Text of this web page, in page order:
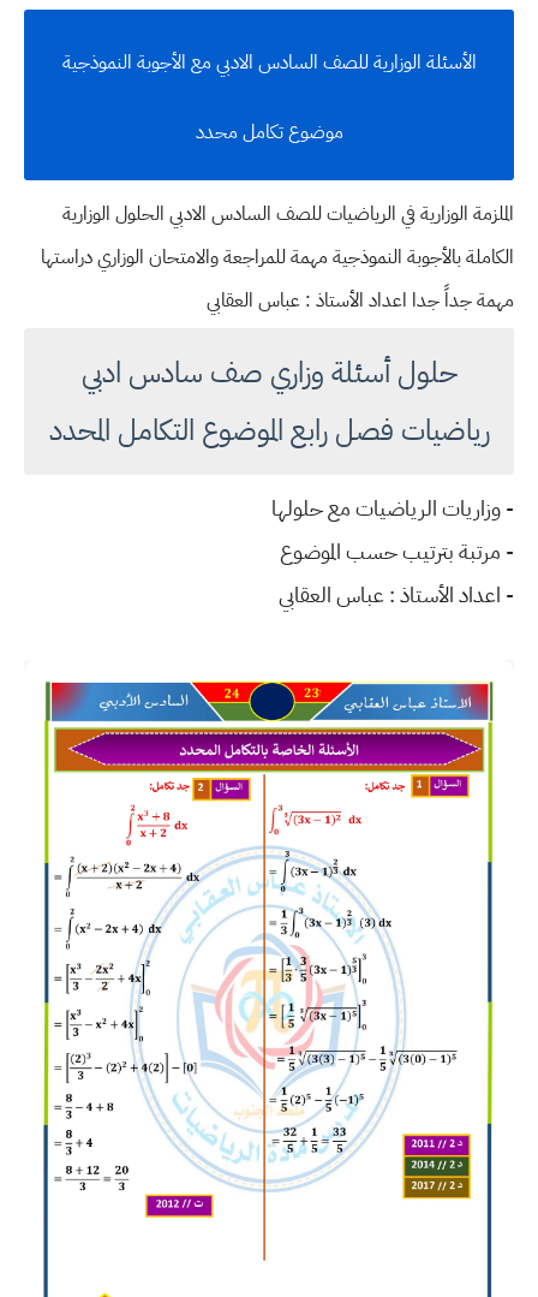
الأسئلة الوزارية للصف السادس الادبي مع الأجوبة النموذجية
موضوع تكامل محدد
الملزمة الوزارية في الرياضيات للصف السادس الادبي الحلول الوزارية
الكاملة بالأجوبة النموذجية مهمة للمراجعة والامتحان الوزاري دراستها
مهمة جداً جدا اعداد الأستاذ : عباس العقابي
حلول أسئلة وزاري صف سادس ادبي
رياضيات فصل رابع الموضوع التكامل المحدد
- وزاريات الرياضيات مع حلولها
- مرتبة بترتيب حسب الموضوع
- اعداد الأستاذ : عباس العقابي